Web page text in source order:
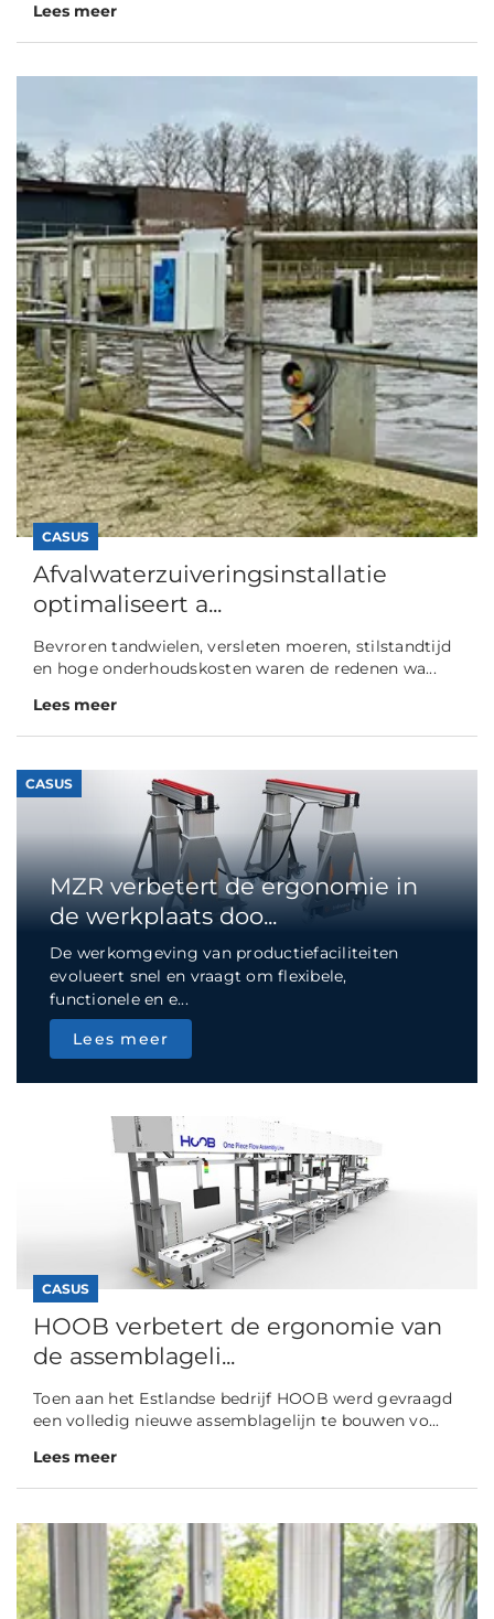
Lees meer
CASUS
Afvalwaterzuiveringsinstallatie
optimaliseert a...
Bevroren tandwielen, versleten moeren, stilstandtijd
en hoge onderhoudskosten waren de redenen wa...
Lees meer
CASUS
MZR verbetert de ergonomie in
de werkplaats doo...
De werkomgeving van productiefaciliteiten
evolueert snel en vraagt om flexibele,
functionele en e...
Lees meer
CASUS
HOOB verbetert de ergonomie van
de assemblageli...
Toen aan het Estlandse bedrijf HOOB werd gevraagd
een volledig nieuwe assemblagelijn te bouwen vo...
Lees meer